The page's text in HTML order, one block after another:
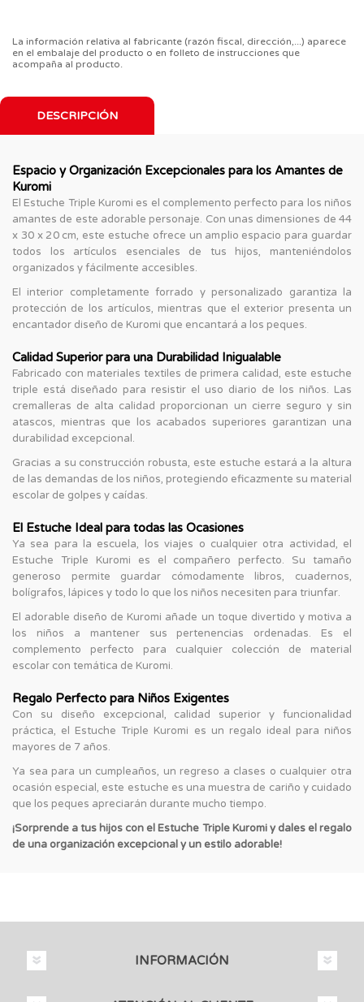
La información relativa al fabricante (razón fiscal, dirección,...) aparece
en el embalaje del producto o en folleto de instrucciones que
acompaña al producto.
DESCRIPCIÓN
Espacio y Organización Excepcionales para los Amantes de
Kuromi
El Estuche Triple Kuromi es el complemento perfecto para los niños
amantes de este adorable personaje. Con unas dimensiones de 44
x 30 x 20 cm, este estuche ofrece un amplio espacio para guardar
todos los artículos esenciales de tus hijos, manteniéndolos
organizados y fácilmente accesibles.
El interior completamente forrado y personalizado garantiza la
protección de los artículos, mientras que el exterior presenta un
encantador diseño de Kuromi que encantará a los peques.
Calidad Superior para una Durabilidad Inigualable
Fabricado con materiales textiles de primera calidad, este estuche
triple está diseñado para resistir el uso diario de los niños. Las
cremalleras de alta calidad proporcionan un cierre seguro y sin
atascos, mientras que los acabados superiores garantizan una
durabilidad excepcional.
Gracias a su construcción robusta, este estuche estará a la altura
de las demandas de los niños, protegiendo eficazmente su material
escolar de golpes y caídas.
El Estuche Ideal para todas las Ocasiones
Ya sea para la escuela, los viajes o cualquier otra actividad, el
Estuche Triple Kuromi es el compañero perfecto. Su tamaño
generoso permite guardar cómodamente libros, cuadernos,
bolígrafos, lápices y todo lo que los niños necesiten para triunfar.
El adorable diseño de Kuromi añade un toque divertido y motiva a
los niños a mantener sus pertenencias ordenadas. Es el
complemento perfecto para cualquier colección de material
escolar con temática de Kuromi.
Regalo Perfecto para Niños Exigentes
Con su diseño excepcional, calidad superior y funcionalidad
práctica, el Estuche Triple Kuromi es un regalo ideal para niños
mayores de 7 años.
Ya sea para un cumpleaños, un regreso a clases o cualquier otra
ocasión especial, este estuche es una muestra de cariño y cuidado
que los peques apreciarán durante mucho tiempo.
¡Sorprende a tus hijos con el Estuche Triple Kuromi y dales el regalo
de una organización excepcional y un estilo adorable!
INFORMACIÓN